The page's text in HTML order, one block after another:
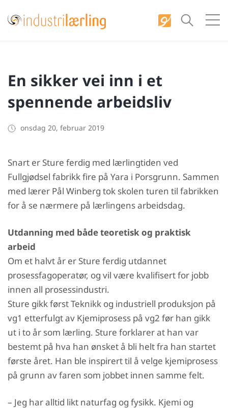
En sikker vei inn i et
spennende arbeidsliv
onsdag 20, februar 2019
Snart er Sture ferdig med lærlingtiden ved
Fullgjødsel fabrikk fire på Yara i Porsgrunn. Sammen
med lærer Pål Winberg tok skolen turen til fabrikken
for å se nærmere på lærlingens arbeidsdag.
Utdanning med både teoretisk og praktisk
arbeid
Om et halvt år er Sture ferdig utdannet
prosessfagoperatør, og vil være kvalifisert for jobb
innen all prosessindustri.
Sture gikk først Teknikk og industriell produksjon på
vg1 etterfulgt av Kjemiprosess på vg2 før han gikk
ut i to år som lærling. Sture forklarer at han var
bestemt på hva han ønsket å bli helt fra han startet
første året. Han ble inspirert til å velge kjemiprosess
på grunn av faren som jobbet innen samme felt.
– Jeg har alltid likt naturfag og fysikk. Kjemi og